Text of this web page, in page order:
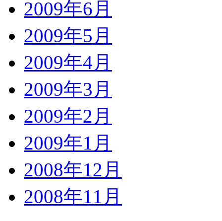
2009年6月
2009年5月
2009年4月
2009年3月
2009年2月
2009年1月
2008年12月
2008年11月